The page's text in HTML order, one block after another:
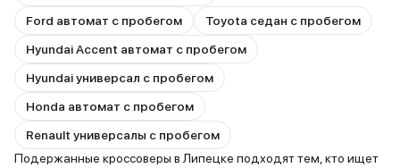
Ford автомат с пробегом
Toyota седан с пробегом
Hyundai Accent автомат с пробегом
Hyundai универсал с пробегом
Honda автомат с пробегом
Renault универсалы с пробегом
Подержанные кроссоверы в Липецке подходят тем, кто ищет